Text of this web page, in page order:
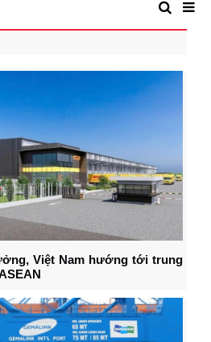
Việt Nam hướng tới trung